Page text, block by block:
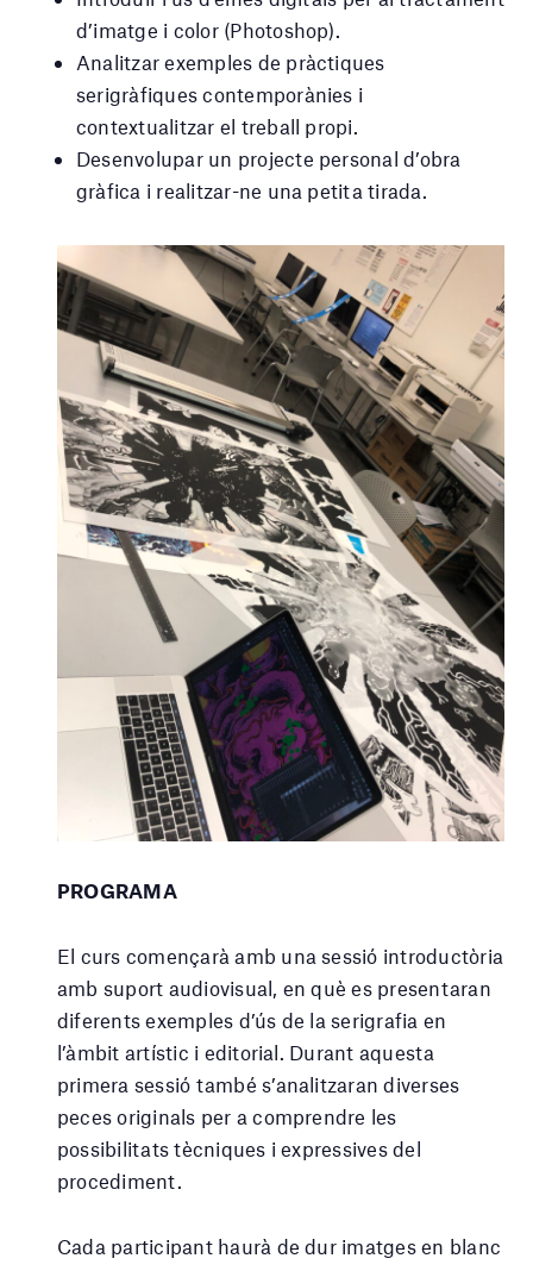
d’imatge i color (Photoshop).
Analitzar exemples de pràctiques
serigràfiques contemporànies i
contextualitzar el treball propi.
Desenvolupar un projecte personal d’obra
gràfica i realitzar-ne una petita tirada.
PROGRAMA
El curs començarà amb una sessió introductòria
amb suport audiovisual, en què es presentaran
diferents exemples d’ús de la serigrafia en
l’àmbit artístic i editorial. Durant aquesta
primera sessió també s’analitzaran diverses
peces originals per a comprendre les
possibilitats tècniques i expressives del
procediment.
Cada participant haurà de dur imatges en blanc